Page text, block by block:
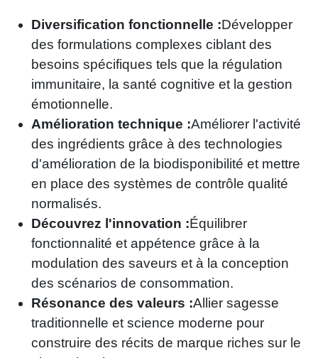
Diversification fonctionnelle :Développer
des formulations complexes ciblant des
besoins spécifiques tels que la régulation
immunitaire, la santé cognitive et la gestion
émotionnelle.
Amélioration technique :Améliorer l'activité
des ingrédients grâce à des technologies
d'amélioration de la biodisponibilité et mettre
en place des systèmes de contrôle qualité
normalisés.
Découvrez l'innovation :Équilibrer
fonctionnalité et appétence grâce à la
modulation des saveurs et à la conception
des scénarios de consommation.
Résonance des valeurs :Allier sagesse
traditionnelle et science moderne pour
construire des récits de marque riches sur le